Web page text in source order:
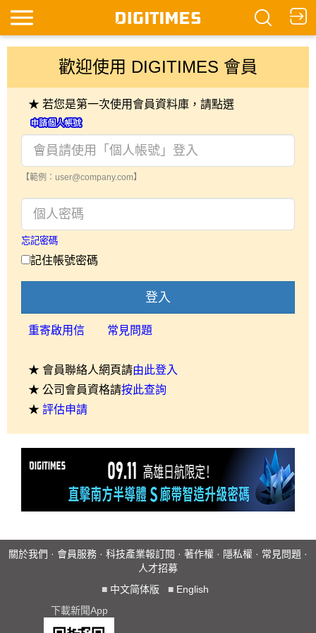
歡迎使用 DIGITIMES 會員
★ 若您是第一次使用會員資料庫，請點選
【範例：user@company.com】
忘記密碼
記住帳號密碼
登入
重寄啟用信 常見問題
★ 會員聯絡人網頁請由此登入
★ 公司會員資格請按此查詢
★ 評估申請
關於我們 · 會員服務 · 科技產業報訂閱 · 著作權 · 隱私權 · 常見問題 ·
人才招募
■ 中文简体版 ■ English
下載新聞App